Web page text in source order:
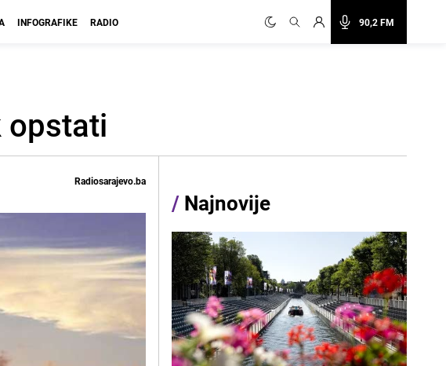
90,2 FM
INFOGRAFIKE RADIO
opstati
Radiosarajevo.ba
/ Najnovije